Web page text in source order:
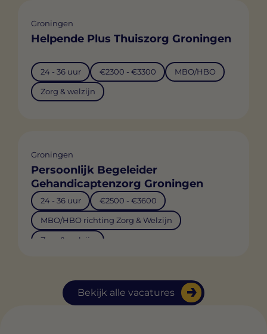
Bekijk alle vacatures
Groningen
Helpende Plus Thuiszorg Groningen
24 - 36 uur €2300 - €3300 MBO/HBO
Zorg & welzijn
Groningen
Persoonlijk Begeleider
Gehandicaptenzorg Groningen
24 - 36 uur €2500 - €3600
MBO/HBO richting Zorg & Welzijn
Zorg & welzijn